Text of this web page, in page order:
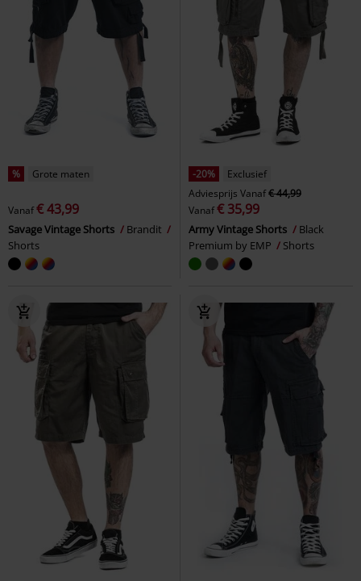
% Grote maten
Vanaf€ 43,99
Savage Vintage Shorts
Brandit
Shorts
-20%
Exclusief
Adviesprijs Vanaf€ 44,99
Vanaf€ 35,99
Army Vintage Shorts
Black
Premium by EMP
Shorts